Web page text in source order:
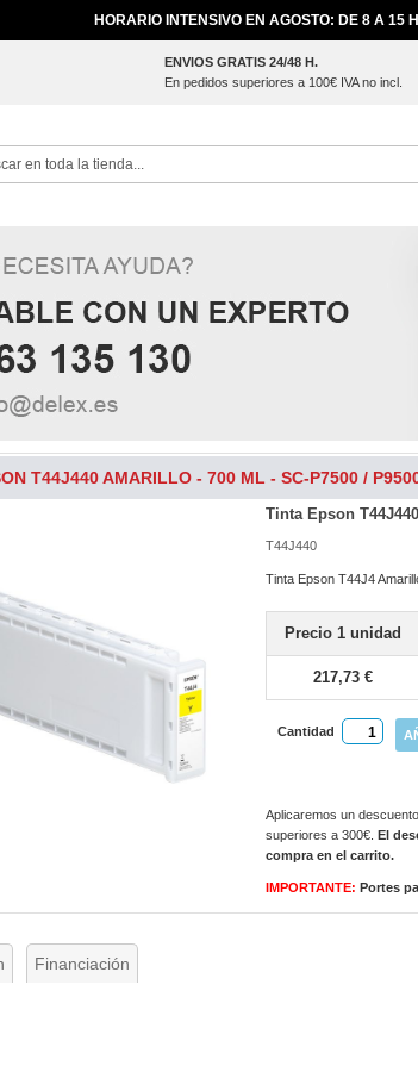
HORARIO INTENSIVO EN AGOSTO: DE 8 A 15
ENVIOS GRATIS 24/48 H.
En pedidos superiores a 100€ IVA no incl.
T44J440 AMARILLO - 700 ML - SC-P7500 /
Tinta Epson
T44J440
Tinta Epson T44J4
Precio 1 unidad
217,73 €
Cantidad
Aplicaremos un
superiores a 300€.El
compra en el carrito.
IMPORTANTE: Portes
Financiación